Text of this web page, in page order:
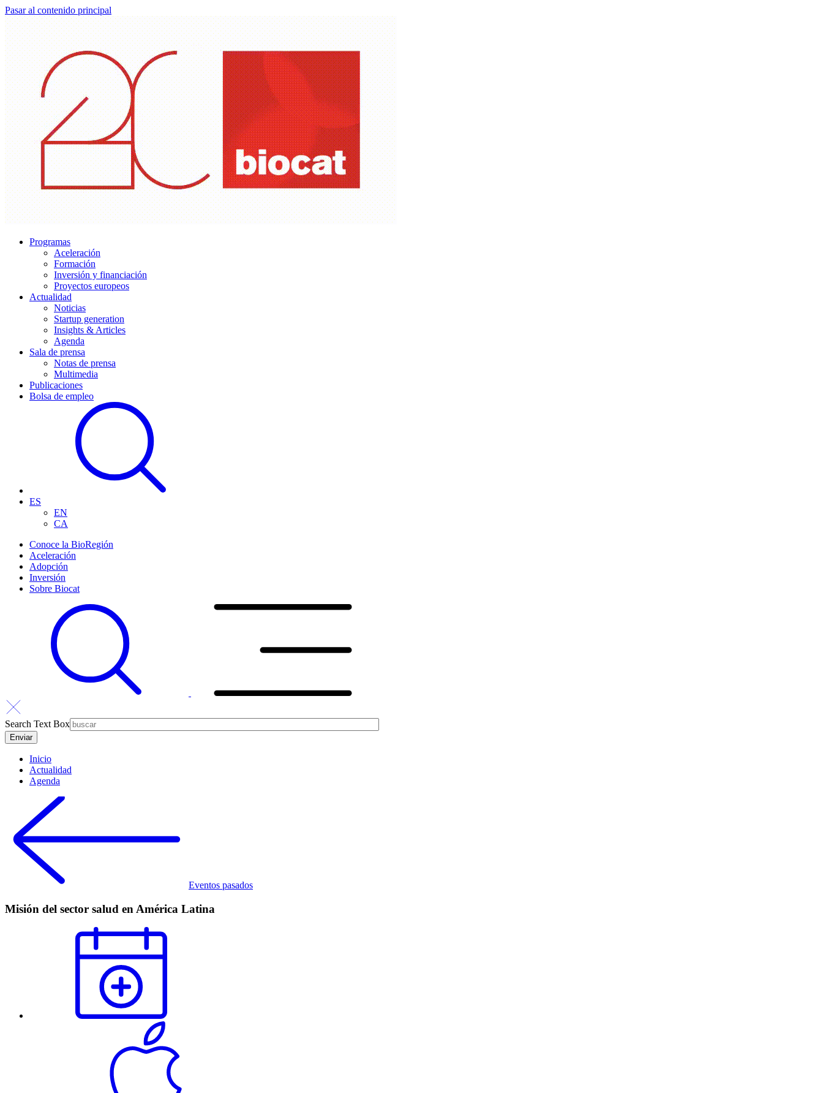
Pasar al contenido principal
Programas
Aceleración
Formación
Inversión y financiación
Proyectos europeos
Actualidad
Noticias
Startup generation
Insights & Articles
Agenda
Sala de prensa
Notas de prensa
Multimedia
Publicaciones
Bolsa de empleo
ES
EN
CA
Conoce la BioRegión
Aceleración
Adopción
Inversión
Sobre Biocat
Search Text Box
Inicio
Actualidad
Agenda
Eventos pasados
Misión del sector salud en América Latina